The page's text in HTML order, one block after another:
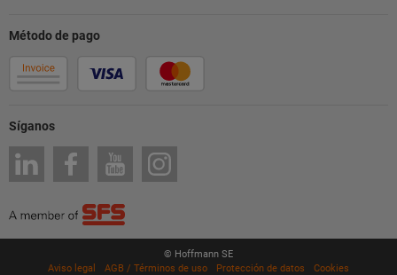
Síganos
Método de pago
© Hoffmann SE
Aviso legal
AGB / Términos de uso Protección de datos Cookies